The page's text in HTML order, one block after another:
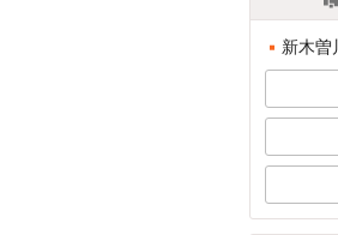
新木曽